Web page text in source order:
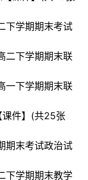
下学期期末考试
二下学期期末联
一下学期期末联
课件】(共25张
期末考试政治试
下学期期末教学